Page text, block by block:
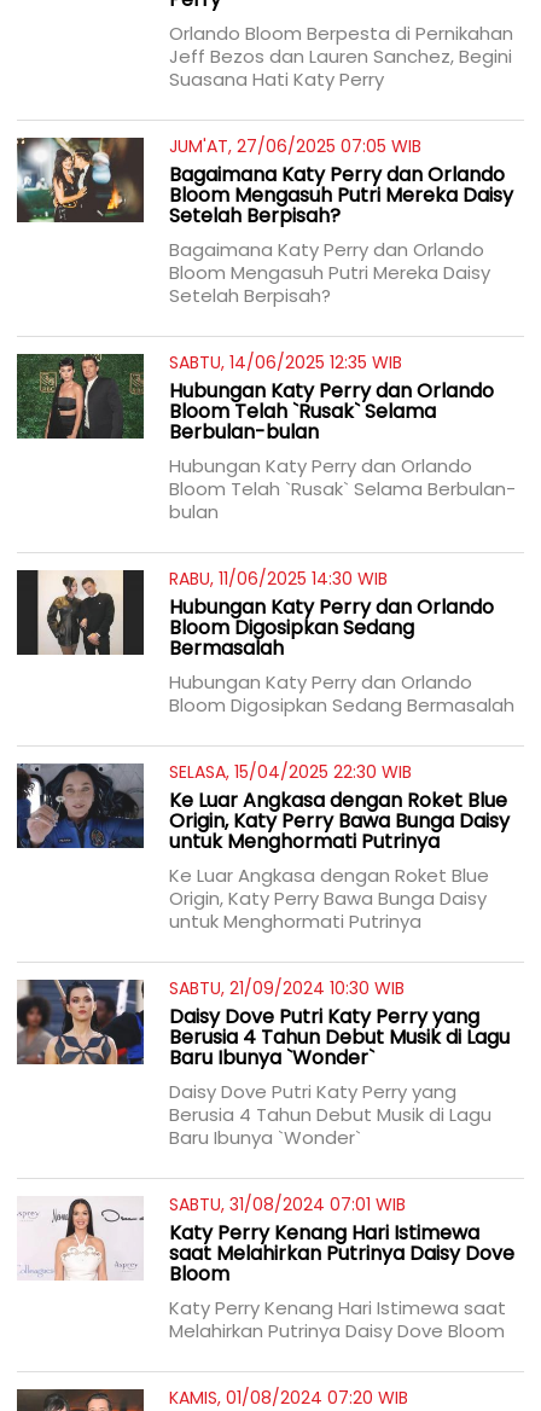
Orlando Bloom Berpesta di Pernikahan
Jeff Bezos dan Lauren Sanchez, Begini
Suasana Hati Katy Perry
JUM'AT, 27/06/2025 07:05 WIB
Bagaimana Katy Perry dan Orlando
Bloom Mengasuh Putri Mereka Daisy
Setelah Berpisah?
Bagaimana Katy Perry dan Orlando
Bloom Mengasuh Putri Mereka Daisy
Setelah Berpisah?
SABTU, 14/06/2025 12:35 WIB
Hubungan Katy Perry dan Orlando
Bloom Telah `Rusak` Selama
Berbulan-bulan
Hubungan Katy Perry dan Orlando
Bloom Telah `Rusak` Selama Berbulan-
bulan
RABU, 11/06/2025 14:30 WIB
Hubungan Katy Perry dan Orlando
Bloom Digosipkan Sedang
Bermasalah
Hubungan Katy Perry dan Orlando
Bloom Digosipkan Sedang Bermasalah
SELASA, 15/04/2025 22:30 WIB
Ke Luar Angkasa dengan Roket Blue
Origin, Katy Perry Bawa Bunga Daisy
untuk Menghormati Putrinya
Ke Luar Angkasa dengan Roket Blue
Origin, Katy Perry Bawa Bunga Daisy
untuk Menghormati Putrinya
SABTU, 21/09/2024 10:30 WIB
Daisy Dove Putri Katy Perry yang
Berusia 4 Tahun Debut Musik di Lagu
Baru Ibunya `Wonder`
Daisy Dove Putri Katy Perry yang
Berusia 4 Tahun Debut Musik di Lagu
Baru Ibunya `Wonder`
SABTU, 31/08/2024 07:01 WIB
Katy Perry Kenang Hari Istimewa
saat Melahirkan Putrinya Daisy Dove
Bloom
Katy Perry Kenang Hari Istimewa saat
Melahirkan Putrinya Daisy Dove Bloom
KAMIS, 01/08/2024 07:20 WIB